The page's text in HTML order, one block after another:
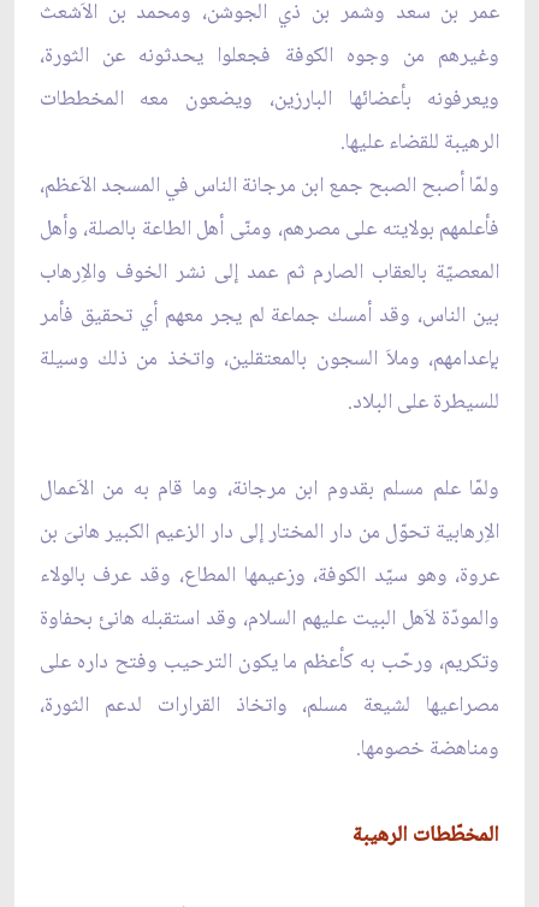
عمر بن سعد وشمر بن ذي الجوشن، ومحمد بن الاَشعث
وغيرهم من وجوه الكوفة فجعلوا يحدثونه عن الثورة،
ويعرفونه بأعضائها البارزين، ويضعون معه المخططات
الرهيبة للقضاء عليها.
ولمّا أصبح الصبح جمع ابن مرجانة الناس في المسجد الاَعظم،
فأعلمهم بولايته على مصرهم، ومنّى أهل الطاعة بالصلة، وأهل
المعصيّة بالعقاب الصارم ثم عمد إلى نشر الخوف والاِرهاب
بين الناس، وقد أمسك جماعة لم يجر معهم أي تحقيق فأمر
بإعدامهم، وملاَ السجون بالمعتقلين، واتخذ من ذلك وسيلة
للسيطرة على البلاد.
ولمّا علم مسلم بقدوم ابن مرجانة، وما قام به من الاَعمال
الاِرهابية تحوّل من دار المختار إلى دار الزعيم الكبير هانىَ بن
عروة، وهو سيّد الكوفة، وزعيمها المطاع، وقد عرف بالولاء
والمودّة لاَهل البيت عليهم السلام، وقد استقبله هانئ بحفاوة
وتكريم، ورحّب به كأعظم ما يكون الترحيب وفتح داره على
مصراعيها لشيعة مسلم، واتخاذ القرارات لدعم الثورة،
ومناهضة خصومها.
المخطّطات الرهيبة